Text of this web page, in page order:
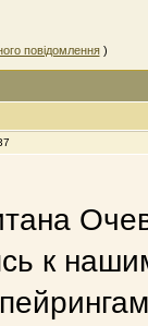
повідомлення)
к